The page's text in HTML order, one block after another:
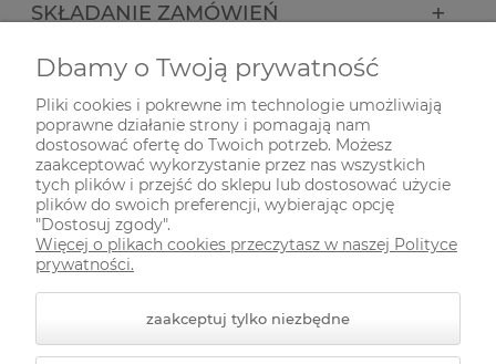
SKŁADANIE ZAMÓWIEŃ
INFORMACJE
ODWIEDŹ NAS NA
Dbamy o Twoją prywatność
Pliki cookies i pokrewne im technologie umożliwiają
poprawne działanie strony i pomagają nam
dostosować ofertę do Twoich potrzeb. Możesz
zaakceptować wykorzystanie przez nas wszystkich
tych plików i przejść do sklepu lub dostosować użycie
plików do swoich preferencji, wybierając opcję
"Dostosuj zgody".
Więcej o plikach cookies przeczytasz w naszej Polityce
prywatności.
zaakceptuj tylko niezbędne